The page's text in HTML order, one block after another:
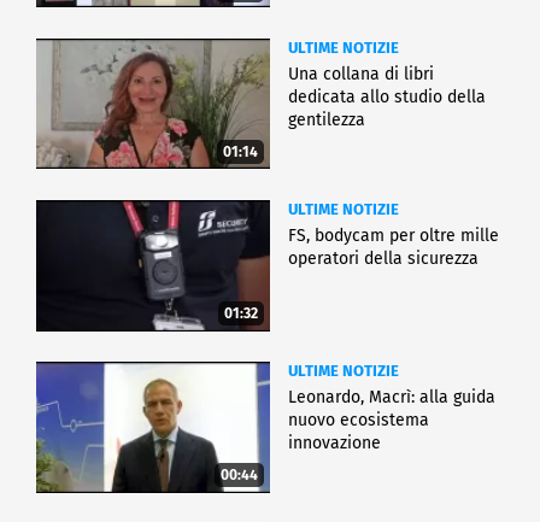
01:14
ULTIME NOTIZIE
Una collana di libri
dedicata allo studio della
gentilezza
01:32
ULTIME NOTIZIE
FS, bodycam per oltre mille
operatori della sicurezza
00:44
ULTIME NOTIZIE
Leonardo, Macrì: alla guida
nuovo ecosistema
innovazione